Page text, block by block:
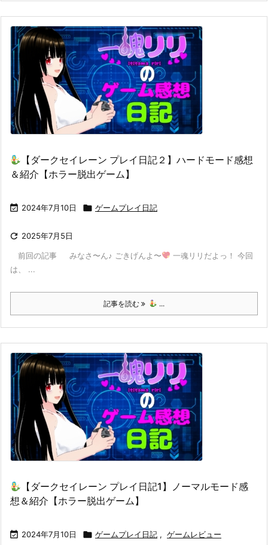
【ダークセイレーン プレイ日記２】ハードモード感想
＆紹介【ホラー脱出ゲーム】
 2024年7月10日  ゲームプレイ日記
 2025年7月5日
前回の記事 みなさ〜ん♪ ごきげんよ〜
一魂リリだよっ！ 今回
は、 ...
記事を読む ...
【ダークセイレーン プレイ日記1】ノーマルモード感
想＆紹介【ホラー脱出ゲーム】
 2024年7月10日  ゲームプレイ日記 , ゲームレビュー